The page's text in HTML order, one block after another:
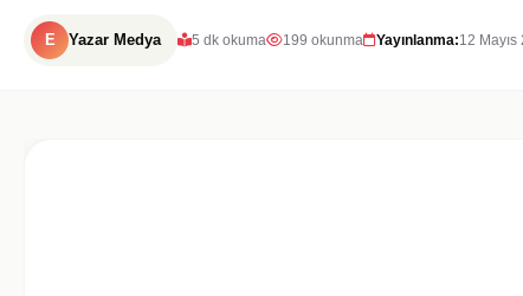
E Yazar Medya 5 dk okuma 199 okunma Yayınlanma:12